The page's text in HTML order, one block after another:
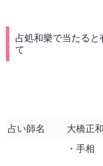
占処和樂で当たる
て
占い師名
大橋正
・手相